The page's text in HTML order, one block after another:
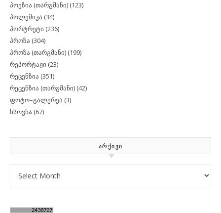
პოეზია (თარგმანი) (123)
პოლემიკა (34)
პორტრეტი (236)
პროზა (304)
პროზა (თარგმანი) (199)
რეპორტაჟი (23)
რეცენზია (351)
რეცენზია (თარგმანი) (42)
ფოტო–გალერეა (3)
ხსოვნა (67)
ᲐᲠᲥᲘᲕᲘ